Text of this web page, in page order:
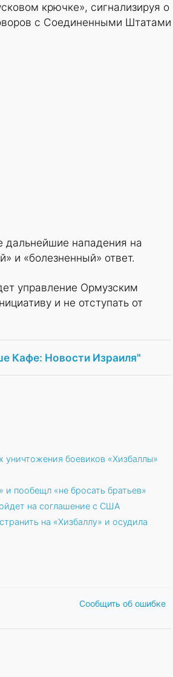
крючке», сигнализируя о
с Соединенными Штатами
дальнейшие нападения на
и «болезненный» ответ.
управление Ормузским
и не отступать от
Кафе: Новости Израиля"
боевиков «Хизбаллы»
пообещл «не бросать братьев»
на соглашение с США
на «Хизбаллу» и осудила
Сообщить об ошибке